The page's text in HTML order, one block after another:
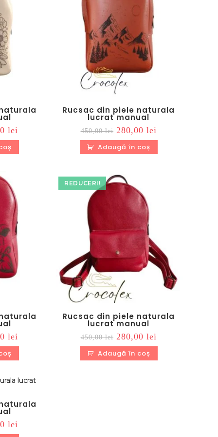
lei.
lei
este:
Rucsac din piele naturala
lucrat manual
450,00lei Prețul
inițial
a
fost:
450,00 lei.
280,00 lei
curent
este:
Adaugă în coș
lei.
lei
este:
REDUCERI!
Rucsac din piele naturala
lucrat manual
450,00lei Prețul
inițial
a
fost:
450,00 lei.
280,00 lei
curent
este:
Adaugă în coș
lei